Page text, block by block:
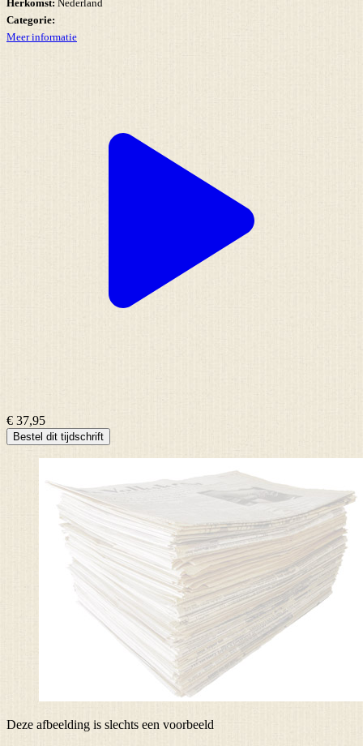
Herkomst: Nederland
Categorie:
Meer informatie
€ 37,95
Bestel dit tijdschrift
Deze afbeelding is slechts een voorbeeld